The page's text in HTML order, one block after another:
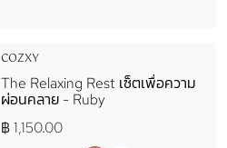
COZXY
The Relaxing Rest เซ็ตเพื่อความ
ผ่อนคลาย - Ruby
฿ 1,150.00